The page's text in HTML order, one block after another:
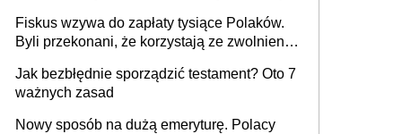
Fiskus wzywa do zapłaty tysiące Polaków.
Byli przekonani, że korzystają ze zwolnienia
Jak bezbłędnie sporządzić testament? Oto 7
ważnych zasad
Nowy sposób na dużą emeryturę. Polacy